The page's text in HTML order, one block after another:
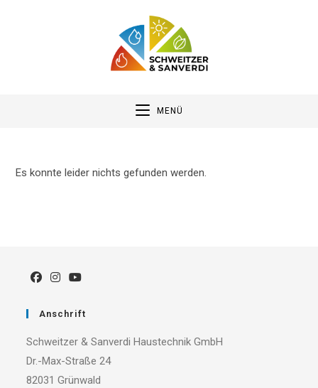
MENÜ
Es konnte leider nichts gefunden werden.
Anschrift
Schweitzer & Sanverdi Haustechnik GmbH
Dr.-Max-Straße 24
82031 Grünwald